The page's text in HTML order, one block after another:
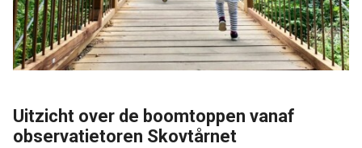
Uitzicht over de boomtoppen vanaf
observatietoren Skovtårnet